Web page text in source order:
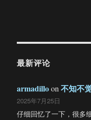
最新评论
armadilloon不知不
2025年7月25日
仔细回忆了一下，很多